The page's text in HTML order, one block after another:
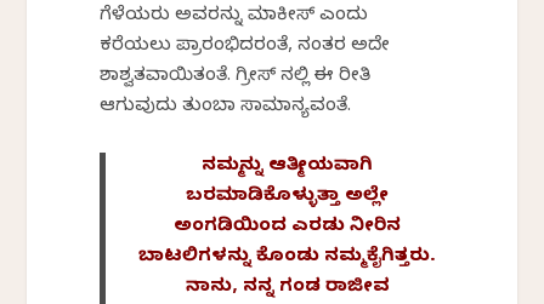
ಗೆಳೆಯರು ಅವರನ್ನು ಮಾಕೀಸ್ ಎಂದು
ಕರೆಯಲು ಪ್ರಾರಂಭಿಸಿದರಂತೆ, ನಂತರ ಅದೇ
ಶಾಶ್ವತವಾಯಿತಂತೆ. ಗ್ರೀಸ್ ನಲ್ಲಿ ಈ ರೀತಿ
ಆಗುವುದು ತುಂಬಾ ಸಾಮಾನ್ಯವಂತೆ.
ನಮ್ಮನ್ನು ಆತ್ಮೀಯವಾಗಿ
ಬರಮಾಡಿಕೊಳ್ಳುತ್ತಾ ಅಲ್ಲೇ
ಅಂಗಡಿಯಿಂದ ಎರಡು ನೀರಿನ
ಬಾಟಲಿಗಳನ್ನು ಕೊಂಡು ನಮ್ಮ ಕೈಗಿತ್ತರು.
ನಾನು, ನನ್ನ ಗಂಡ ರಾಜೀವ